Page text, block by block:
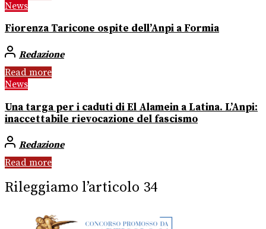
News
Fiorenza Taricone ospite dell’Anpi a Formia
Redazione
Read more
News
Una targa per i caduti di El Alamein a Latina. L’Anpi:
inaccettabile rievocazione del fascismo
Redazione
Read more
Rileggiamo l’articolo 34